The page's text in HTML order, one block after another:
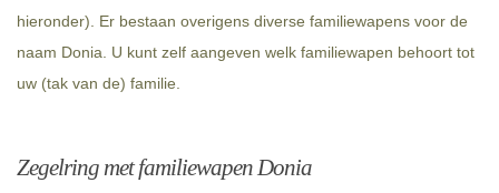
hieronder). Er bestaan overigens diverse familiewapens voor de
naam Donia. U kunt zelf aangeven welk familiewapen behoort tot
uw (tak van de) familie.
Zegelring met familiewapen Donia